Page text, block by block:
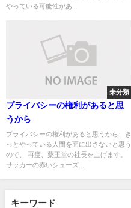
やっている可能性があ...
未分類
プライバシーの権利があると思
うから
プライバシーの権利があると思うから、き
っとやっている人間を面に出さないと思う
ので、 再度、薬王堂の社長を上げます。
サッカーの赤いシューズ...
キーワード